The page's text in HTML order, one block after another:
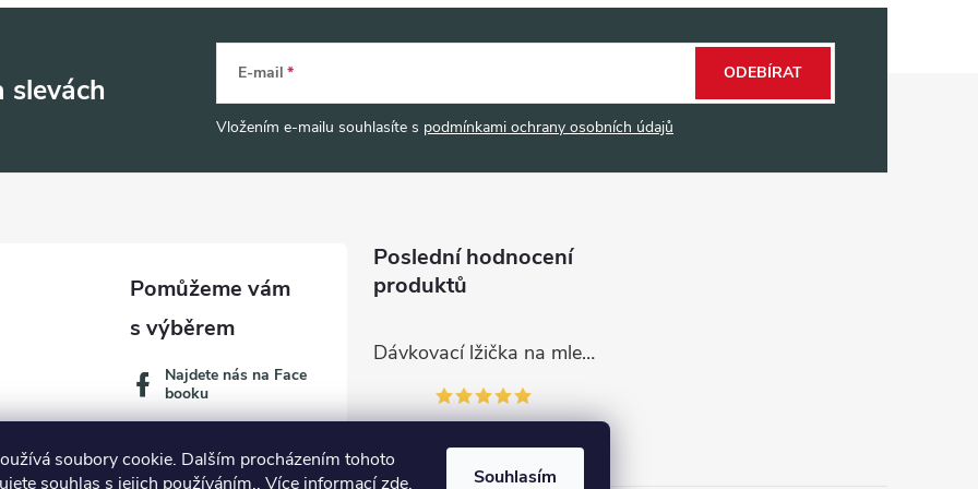
soubory cookie. Dalším procházením tohoto
souhlas s jejich používáním.. Více informacízde. Souhlasím
slevách E-mail
Vložením e-mailu souhlasíte s podmínkami ochrany osobních údajů
ODEBÍRAT
Najdete nás na Face
booku
Poslední hodnocení
produktů
Dávkovací lžička na mletou kávu 53132C8134